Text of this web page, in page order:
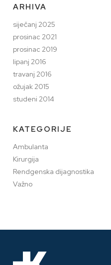
ARHIVA
siječanj 2025
prosinac 2021
prosinac 2019
lipanj 2016
travanj 2016
ožujak 2015
studeni 2014
KATEGORIJE
Ambulanta
Kirurgija
Rendgenska dijagnostika
Važno